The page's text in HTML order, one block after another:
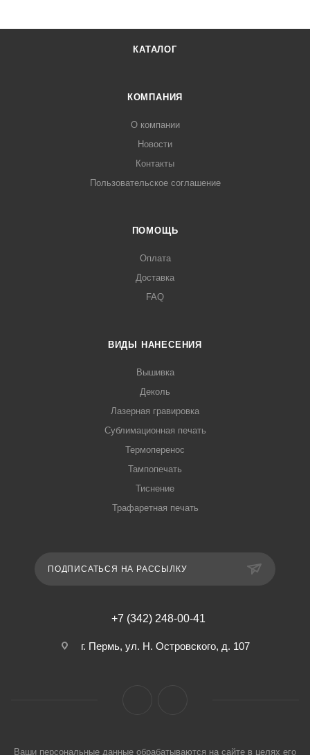
КАТАЛОГ
КОМПАНИЯ
О компании
Новости
Контакты
Пользовательское соглашение
ПОМОЩЬ
Оплата
Доставка
FAQ
ВИДЫ НАНЕСЕНИЯ
Вышивка
Деколь
Лазерная гравировка
Сублимационная печать
Термоперенос
Тампопечать
Тиснение
Трафаретная печать
ПОДПИСАТЬСЯ НА РАССЫЛКУ
+7 (342) 248-00-41
г. Пермь, ул. Н. Островского, д. 107
Ваши персональные данные обрабатываются на сайте в целях его